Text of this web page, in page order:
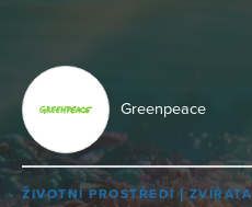
Greenpeace
ŽIVOTNÍ PROSTŘEDÍ ZVÍŘATA